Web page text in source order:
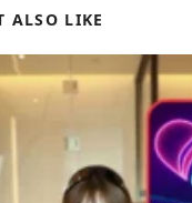
ALSO LIKE